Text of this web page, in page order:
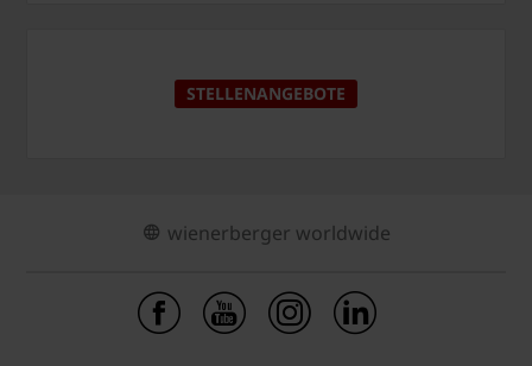
STELLENANGEBOTE
wienerberger worldwide